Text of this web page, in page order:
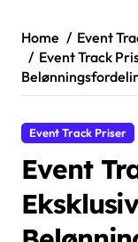
Home
Event
Event Track
Event Track Priser
Event